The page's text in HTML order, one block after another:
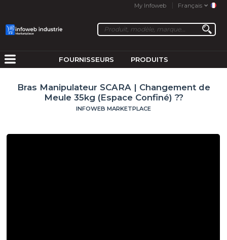
My Infoweb Français
FOURNISSEURS PRODUITS
Bras Manipulateur SCARA | Changement de
Meule 35kg (Espace Confiné) ??
INFOWEB MARKETPLACE